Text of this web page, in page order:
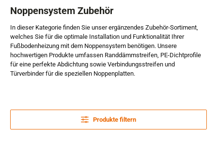
Noppensystem Zubehör
In dieser Kategorie finden Sie unser ergänzendes Zubehör-Sortiment,
welches Sie für die optimale Installation und Funktionalität Ihrer
Fußbodenheizung mit dem Noppensystem benötigen. Unsere
hochwertigen Produkte umfassen Randdämmstreifen, PE-Dichtprofile
für eine perfekte Abdichtung sowie Verbindungsstreifen und
Türverbinder für die speziellen Noppenplatten.
Produkte filtern